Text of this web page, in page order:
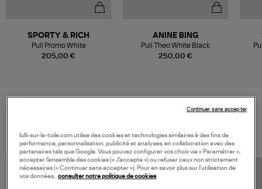
205,00 €
SPORTY & RICH
Pull Promo White
250,00 €
ANINE BING
Pull Theo White Black
lulli-sur-la-toile.com utilise des cookies et technologies similaires à des fins de
performance, personnalisation, publicité et analyses, en collaboration avec des
partenaires tels que Google. Vous pouvez configurer vos choix via « Paramétrer »,
accepter l’ensemble des cookies (« J’accepte ») ou refuser ceux non strictement
nécessaires (« Continuer sans accepter »). Pour en savoir plus sur l’utilisation de
vos données, consulter notre politique de cookies
Continuer sans accepter